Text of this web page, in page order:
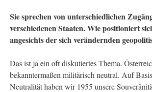
Sie sprechen von unterschiedlichen
verschiedenen Staaten. Wie positioniert
angesichts der sich verändernden
Das ist ja ein oft diskutiertes Thema.
bekanntermaßen militärisch neutral. Auf
Neutralität haben wir 1955 unsere